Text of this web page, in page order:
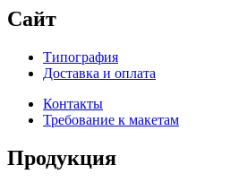
Сайт
Типография
Доставка и оплата
Контакты
Требование к макетам
Продукция